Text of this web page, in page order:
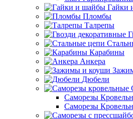
Гайки
Пломбы
Талрепы
Карабины
Анкера
Дюбели
Саморезы
Саморезы